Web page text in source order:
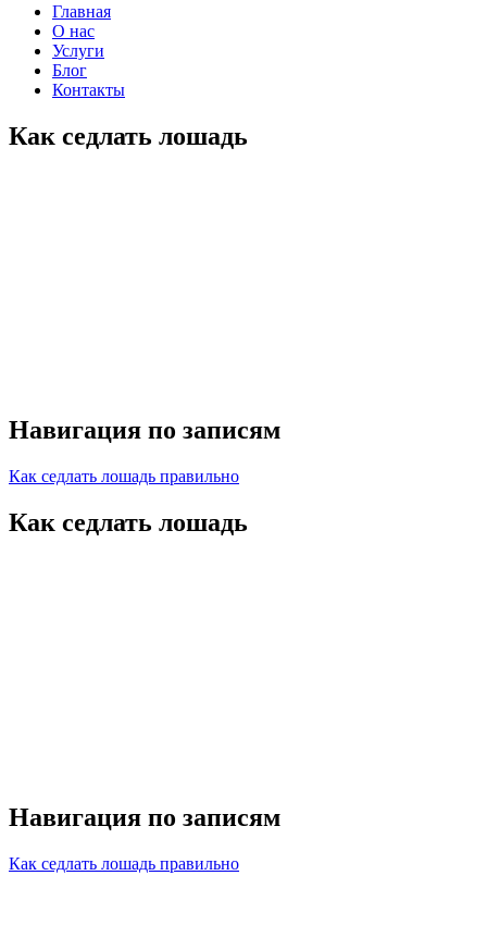
Главная
О нас
Услуги
Блог
Контакты
Как седлать лошадь
Навигация по записям
Как седлать лошадь правильно
Как седлать лошадь
Навигация по записям
Как седлать лошадь правильно